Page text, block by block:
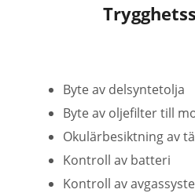
Byte av delsyntetolja
Byte av oljefilter till
Okulärbesiktning av
Kontroll av batteri
Kontroll av